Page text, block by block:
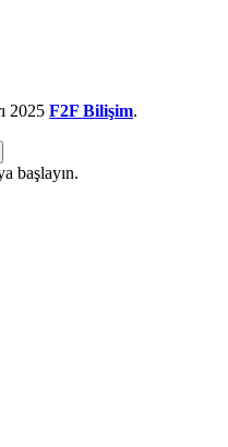
2025 F2F Bilişim.
başlayın.